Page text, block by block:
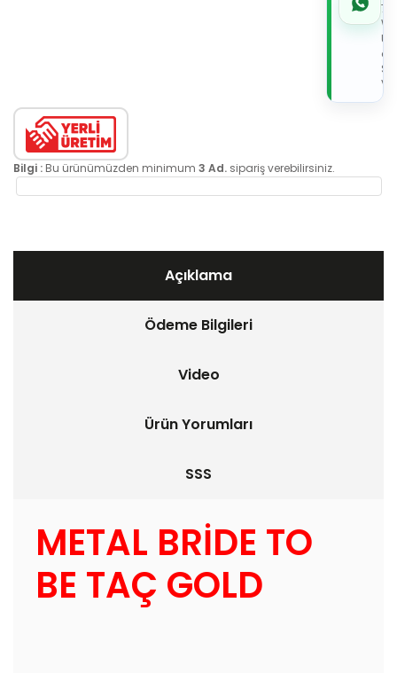
de
Bilgi : Bu ürünümüzden minimum 3 Ad. sipariş verebilirsiniz.
Açıklama
Ödeme Bilgileri
Video
Ürün Yorumları
SSS
METAL BRİDE TO
BE TAÇ GOLD